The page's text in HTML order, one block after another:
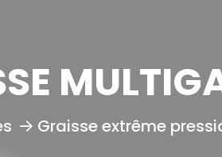
Graisse extrême